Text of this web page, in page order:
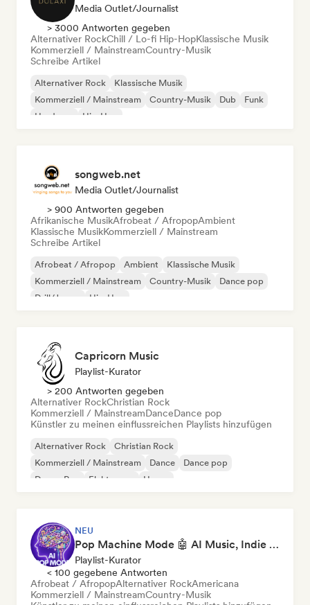
Media Outlet/Journalist
> 3000 Antworten gegeben
Alternativer RockChill / Lo-fi Hip-HopKlassische Musik
Kommerziell / MainstreamCountry-Musik
Schreibe Artikel
Alternativer Rock
Klassische Musik
Kommerziell / Mainstream
Country-Musik Dub
Funk
Hardcore
Hip-Hop
songweb.net
Media Outlet/Journalist
> 900 Antworten gegeben
Afrikanische MusikAfrobeat / AfropopAmbient
Klassische MusikKommerziell / Mainstream
Schreibe Artikel
Afrobeat / Afropop Ambient
Klassische Musik
Kommerziell / Mainstream
Country-Musik
Dance pop
Drill/Jersey
Hip-Hop
Capricorn Music
Playlist-Kurator
> 200 Antworten gegeben
Alternativer RockChristian Rock
Kommerziell / MainstreamDanceDance pop
Künstler zu meinen einflussreichen Playlists hinzufügen
Alternativer Rock
Christian Rock
Kommerziell / Mainstream
Dance
Dance pop
Dream Pop
Elektropop House
NEU
Pop Machine Mode 🤖 AI Music, Indie Pop & Dream Pop
Playlist-Kurator
< 100 gegebene Antworten
Afrobeat / AfropopAlternativer RockAmericana
Kommerziell / MainstreamCountry-Musik